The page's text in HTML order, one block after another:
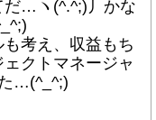
だ…ヽ(^.^;)丿かな
考え、収益もち
クトマネージャ
…(^_^;)